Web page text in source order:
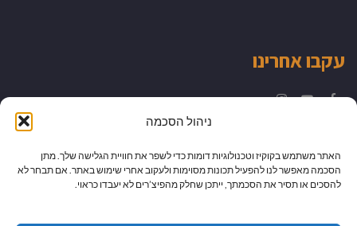
ניהול הסכמה
האתר משתמש בקוקיז וטכנולוגיות דומות כדי לשפר את חוויית הגלישה שלך. מתן
הסכמה מאפשר לנו להפעיל תכונות מסוימות ולעקוב אחרי שימוש באתר. אם תבחר לא
להסכים או תסיר את הסכמתך, ייתכן שחלק מהפיצ’רים לא יעבדו כראוי.
עקבו אחרינו